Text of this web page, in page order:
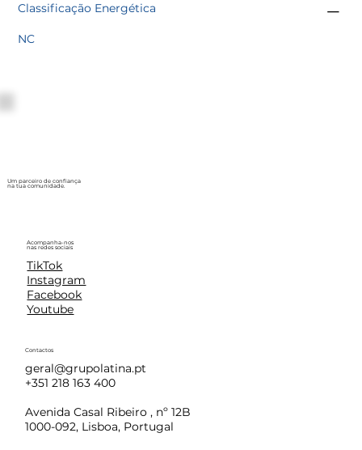
Classificação Energética
NC
Um parceiro de confiança
na tua comunidade.
Acompanha-nos
nas redes sociais
TikTok
Instagram
Facebook
Youtube
Contactos
geral@grupolatina.pt
+351 218 163 400
Avenida Casal Ribeiro , nº 12B
1000-092, Lisboa, Portugal